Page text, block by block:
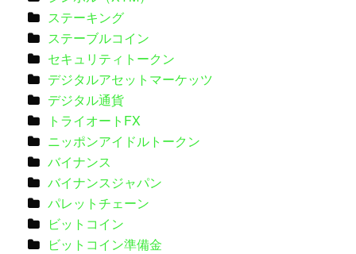
ステーキング
ステーブルコイン
セキュリティトークン
デジタルアセットマーケッツ
デジタル通貨
トライオートFX
ニッポンアイドルトークン
バイナンス
バイナンスジャパン
パレットチェーン
ビットコイン
ビットコイン準備金